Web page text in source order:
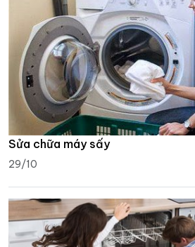
Sửa chữa máy sấy
29/10